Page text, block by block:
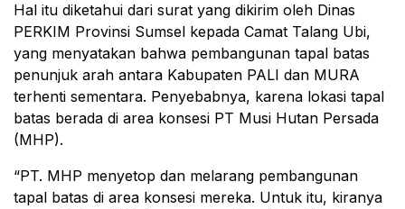
Hal itu diketahui dari surat yang dikirim oleh Dinas
PERKIM Provinsi Sumsel kepada Camat Talang Ubi,
yang menyatakan bahwa pembangunan tapal batas
penunjuk arah antara Kabupaten PALI dan MURA
terhenti sementara. Penyebabnya, karena lokasi tapal
batas berada di area konsesi PT Musi Hutan Persada
(MHP).
‎“PT. MHP menyetop dan melarang pembangunan
tapal batas di area konsesi mereka. Untuk itu, kiranya